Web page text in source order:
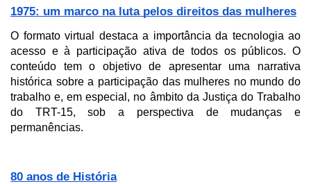
1975: um marco na luta pelos direitos das mulheres
O formato virtual destaca a importância da tecnologia ao
acesso e à participação ativa de todos os públicos. O
conteúdo tem o objetivo de apresentar uma narrativa
histórica sobre a participação das mulheres no mundo do
trabalho e, em especial, no âmbito da Justiça do Trabalho
do TRT-15, sob a perspectiva de mudanças e
permanências.
80 anos de História